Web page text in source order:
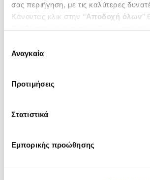
σας περιήγηση, με τις καλύτερες
Κάνοντας κλικ στην ‘’Αποδοχή όλων
ενδιαφέρουν και να επιλέξετε από τα
΄΄και να
συγκατάθεσης
Αναγκαία
Προτιμήσεις
Στατιστικά
Εμπορικής προώθησης